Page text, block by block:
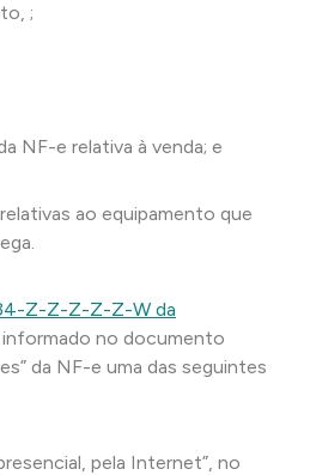
;
NF-e relativa à venda; e
ao equipamento que
Z-Z-Z-Z-Z-W da
informado no documento
da NF-e uma das seguintes
pela Internet”, no